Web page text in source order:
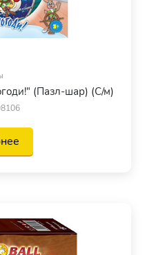
(Пазл-шар) (С/м)